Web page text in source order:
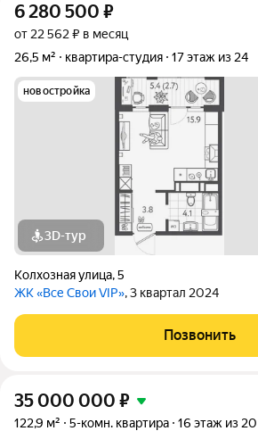
6 280 500 ₽
от 22 562 ₽ в месяц
26,5 м²
квартира-студия 17 этаж из 24
новостройка
3D-тур
Колхозная улица,5
ЖК «Все Свои VIP», 3 квартал 2024
Позвонить
35 000 000 ₽
122,9 м² 5-комн. квартира 16 этаж из 20